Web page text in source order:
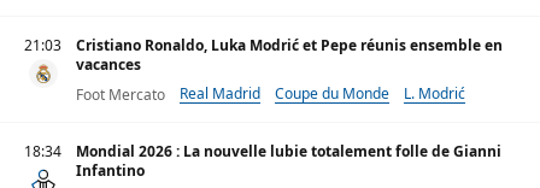
21:03
Cristiano Ronaldo, Luka Modrić et Pepe réunis ensemble en
vacances
Foot Mercato
Real Madrid Coupe du Monde L. Modrić
18:34
Mondial 2026 : La nouvelle lubie totalement folle de Gianni
Infantino